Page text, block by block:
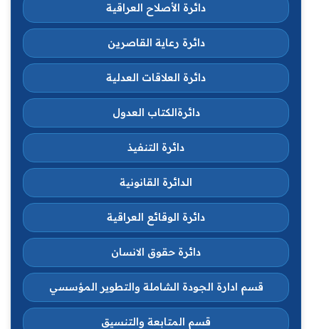
دائرة الأصلاح العراقية
دائرة رعاية القاصرين
دائرة العلاقات العدلية
دائرةالكتاب العدول
دائرة التنفيذ
الدائرة القانونية
دائرة الوقائع العراقية
دائرة حقوق الانسان
قسم ادارة الجودة الشاملة والتطوير المؤسسي
قسم المتابعة والتنسيق